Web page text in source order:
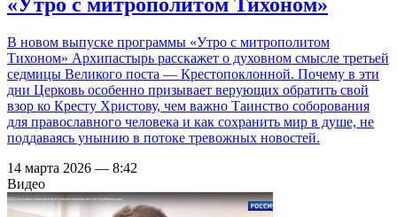
«Утро с митрополитом Тихоном»
В новом выпуске программы «Утро с митрополитом
Тихоном» Архипастырь расскажет о духовном смысле третьей
седмицы Великого поста — Крестопоклонной. Почему в эти
дни Церковь особенно призывает верующих обратить свой
взор ко Кресту Христову, чем важно Таинство соборования
для православного человека и как сохранить мир в душе, не
поддаваясь унынию в потоке тревожных новостей.
14 марта 2026 — 8:42
Видео